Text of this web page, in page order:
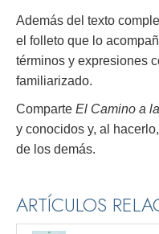
Además del texto
el folleto que lo
términos y expresiones
familiarizado.
Comparte El Camino a
y conocidos y, al
de los demás.
ARTÍCULOS